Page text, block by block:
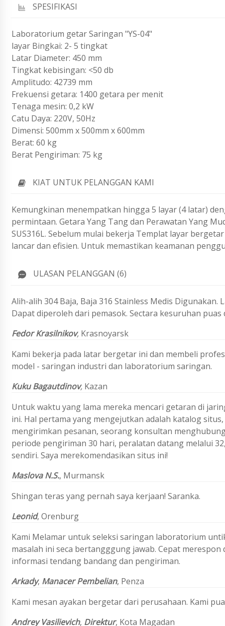
SPESIFIKASI
Laboratorium getar Saringan "YS-04"
layar Bingkai: 2- 5 tingkat
Latar Diameter: 450 mm
Tingkat kebisingan: <50 db
Amplitudo: 42739 mm
Frekuensi getara: 1400 getara per menit
Tenaga mesin: 0,2 kW
Catu Daya: 220V, 50Hz
Dimensi: 500mm x 500mm x 600mm
Berat: 60 kg
Berat Pengiriman: 75 kg
KIAT UNTUK PELANGGAN KAMI
Kemungkinan menempatkan hingga 5 layar (4 latar)
permintaan. Getara Yang Tang dan Perawatan Yang
SUS316L. Sebelum mulai bekerja Templat layar
lancar dan efisien. Untuk memastikan keamanan
ULASAN PELANGGAN (6)
Alih-alih 304 Baja, Baja 316 Stainless Medis
Dapat diperoleh dari pemasok. Sectara kesuruhan puas
Fedor Krasilnikov, Krasnoyarsk
Kami bekerja pada latar bergetar ini dan membeli
model - saringan industri dan laboratorium saringan.
Kuku Bagautdinov, Kazan
Untuk waktu yang lama mereka mencari getaran di
ini. Hal pertama yang mengejutkan adalah katalog
mengirimkan pesanan, seorang konsultan
periode pengiriman 30 hari, peralatan datang melalui
sendiri. Saya merekomendasikan situs ini!
Maslova N.S., Murmansk
Shingan teras yang pernah saya kerjaan! Saranka.
Leonid, Orenburg
Kami Melamar untuk seleksi saringan laboratorium
masalah ini seca bertangggung jawab. Cepat
informasi tendang bandang dan pengiriman.
Arkady, Manacer Pembelian, Penza
Kami mesan ayakan bergetar dari perusahaan. Kami
Andrey Vasilievich, Direktur, Kota Magadan